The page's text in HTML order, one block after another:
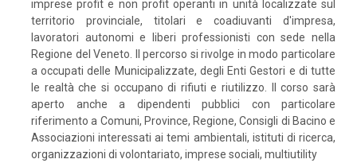
imprese profit e non profit operanti in unità localizzate sul
territorio provinciale, titolari e coadiuvanti d'impresa,
lavoratori autonomi e liberi professionisti con sede nella
Regione del Veneto. Il percorso si rivolge in modo particolare
a occupati delle Municipalizzate, degli Enti Gestori e di tutte
le realtà che si occupano di rifiuti e riutilizzo. Il corso sarà
aperto anche a dipendenti pubblici con particolare
riferimento a Comuni, Province, Regione, Consigli di Bacino e
Associazioni interessati ai temi ambientali, istituti di ricerca,
organizzazioni di volontariato, imprese sociali, multiutility